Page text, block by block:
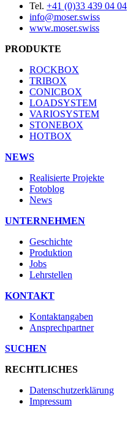
Tel. +41 (0)33 439 04 04
info@moser.swiss
www.moser.swiss
PRODUKTE
ROCKBOX
TRIBOX
CONICBOX
LOADSYSTEM
VARIOSYSTEM
STONEBOX
HOTBOX
NEWS
Realisierte Projekte
Fotoblog
News
UNTERNEHMEN
Geschichte
Produktion
Jobs
Lehrstellen
KONTAKT
Kontaktangaben
Ansprechpartner
SUCHEN
RECHTLICHES
Datenschutzerklärung
Impressum